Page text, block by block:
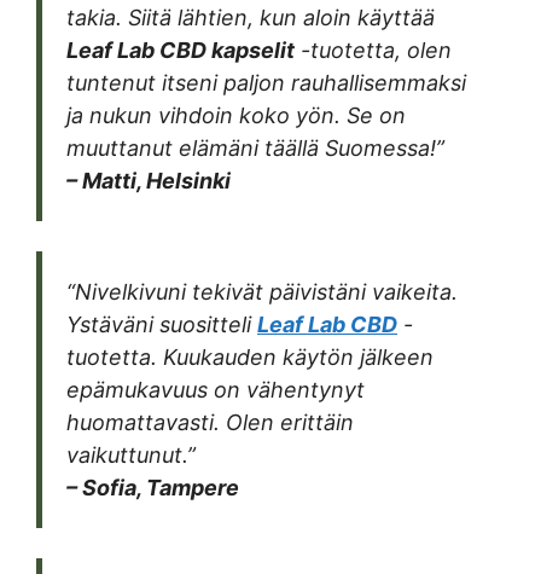
takia. Siitä lähtien, kun aloin käyttää
Leaf Lab CBD kapselit -tuotetta, olen
tuntenut itseni paljon rauhallisemmaksi
ja nukun vihdoin koko yön. Se on
muuttanut elämäni täällä Suomessa!”
– Matti, Helsinki
“Nivelkivuni tekivät päivistäni vaikeita.
Ystäväni suositteliLeaf Lab CBD -
tuotetta. Kuukauden käytön jälkeen
epämukavuus on vähentynyt
huomattavasti. Olen erittäin
vaikuttunut.”
– Sofia, Tampere